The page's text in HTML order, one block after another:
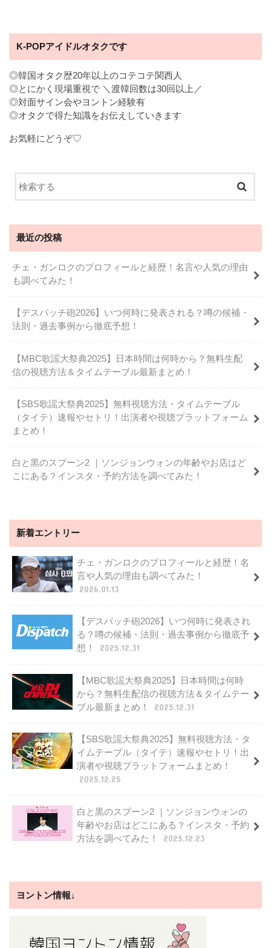
K-POPアイドルオタクです
◎韓国オタク歴20年以上のコテコテ関西人
◎とにかく現場重視で ＼渡韓回数は30回以上／
◎対面サイン会やヨントン経験有
◎オタクで得た知識をお伝えしていきます
お気軽にどうぞ♡
最近の投稿
チェ・ガンロクのプロフィールと経歴！名言や人気の理由
も調べてみた！
【デスパッチ砲2026】いつ何時に発表される？噂の候補・
法則・過去事例から徹底予想！
【MBC歌謡大祭典2025】日本時間は何時から？無料生配
信の視聴方法＆タイムテーブル最新まとめ！
【SBS歌謡大祭典2025】無料視聴方法・タイムテーブル
（タイテ）速報やセトリ！出演者や視聴プラットフォーム
まとめ！
白と黒のスプーン2 ｜ソンジョンウォンの年齢やお店はど
こにある？インスタ・予約方法を調べてみた！
新着エントリー
チェ・ガンロクのプロフィールと経歴！名
言や人気の理由も調べてみた！
2026.01.13
【デスパッチ砲2026】いつ何時に発表され
る？噂の候補・法則・過去事例から徹底予
想！
2025.12.31
【MBC歌謡大祭典2025】日本時間は何時
から？無料生配信の視聴方法＆タイムテー
ブル最新まとめ！
2025.12.31
【SBS歌謡大祭典2025】無料視聴方法・タ
イムテーブル（タイテ）速報やセトリ！出
演者や視聴プラットフォームまとめ！
2025.12.25
白と黒のスプーン2 ｜ソンジョンウォンの
年齢やお店はどこにある？インスタ・予約
方法を調べてみた！
2025.12.23
ヨントン情報↓